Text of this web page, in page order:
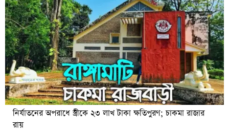
নির্যাতনের অপরাধে স্ত্রীকে ২৩ লাখ টাকা ক্ষতিপুরণ; চাকমা রাজার
রায়